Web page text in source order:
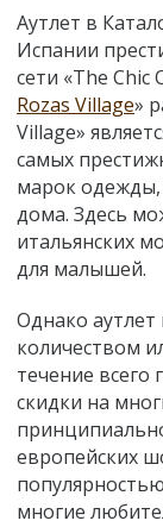
Аутлет в
Испании
сети «The Chic
Rozas Village»
Village»
самых
марок одежды,
дома. Здесь
итальянских
для малышей.
Однако
количеством
течение всего
скидки на
европейских
многие